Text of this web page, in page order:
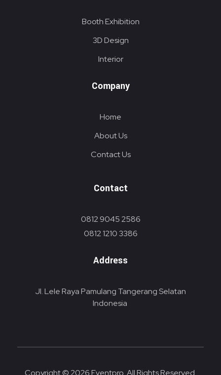
Booth Exhibition
3D Design
Interior
Company
Home
About Us
Contact Us
Contact
0812 9045 2586
0812 1210 3386
Address
Jl. Lele Raya Pamulang Tangerang Selatan
Indonesia
Copyright © 2026 Eventpro. All Rights Reserved.